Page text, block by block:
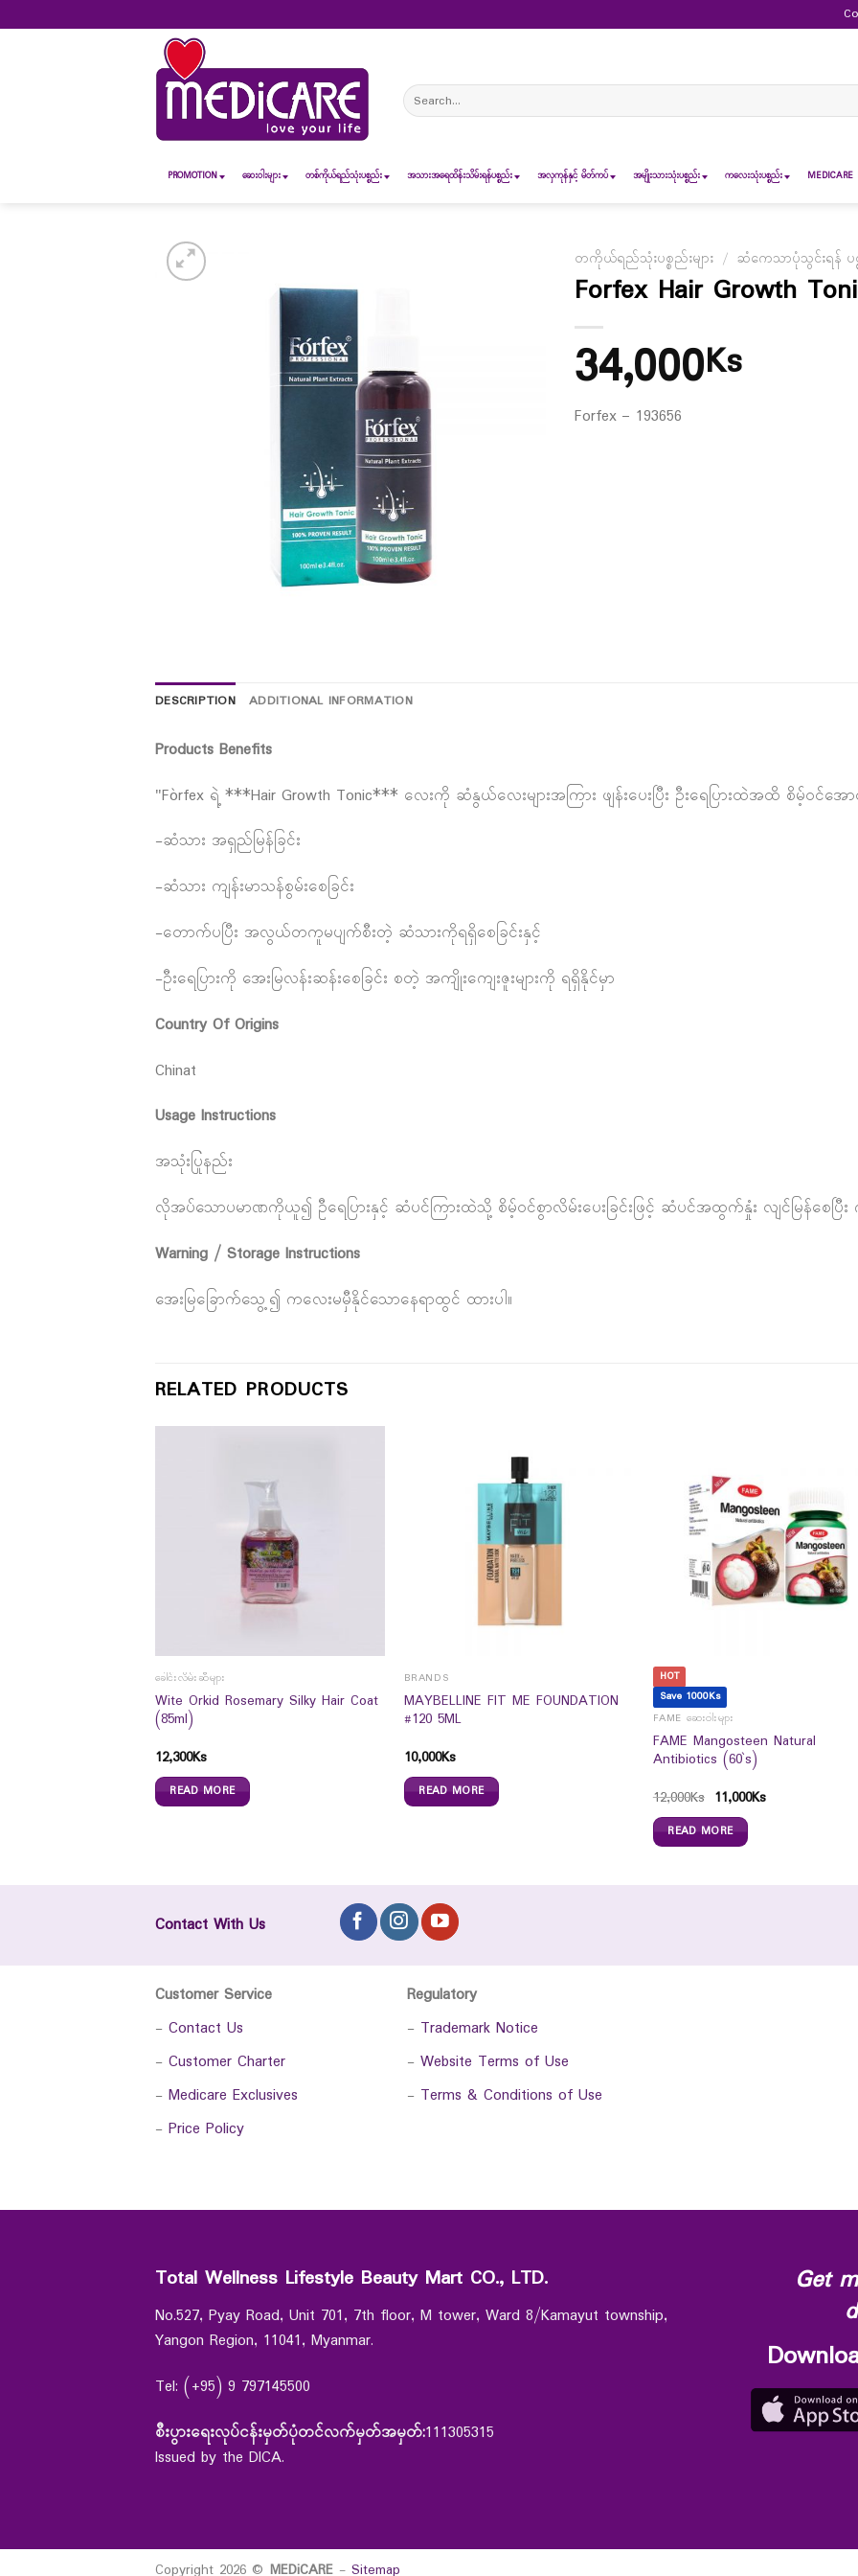
to
Search
for:
PROMOTION ဆေး၀ါးများ တစ်ကိုယ်ရည်သုံးပစ္စည်း အသားအရေထိန်းသိမ်းရန်ပစ္စည်း အလှကုန်နှင့် မိတ်ကပ် အမျိုးသားသုံးပစ္စည်း ကလေးသုံးပစ္စည်း MEDICARE
တကိုယ်ရည်သုံးပစ္စည်းများ / ဆံကေသာပုံသွင်းရန် ပစ္
Forfex Hair Growth
34,000Ks
Forfex – 193656
DESCRIPTION ADDITIONAL INFORMATION
Products Benefits
"Fòrfex ရဲ့ ***Hair Growth Tonic*** လေးကို ဆံနွယ်လေးများအကြား ဖျန်းပေးပြီး ဦးရေပြားထဲအထိ စိမ့်ဝင်အော
-ဆံသား အရှည်မြန်ခြင်း
-ဆံသား ကျန်းမာသန်စွမ်းစေခြင်း
-တောက်ပပြီး အလွယ်တကူမပျက်စီးတဲ့ ဆံသားကိုရရှိစေခြင်းနှင့်
-ဦးရေပြားကို အေးမြလန်းဆန်းစေခြင်း စတဲ့ အကျိုးကျေးဇူးများကို ရရှိနိုင်မှာ
Country Of Origins
Chinat
Usage Instructions
အသုံးပြုနည်း
လိုအပ်သောပမာဏကိုယူ၍ ဦရေပြားနှင့် ဆံပင်ကြားထဲသို့ စိမ့်ဝင်စွာလိမ်းပေးခြင်းဖြင့် ဆံပင်အထွက်နှုံး လျင်မြန်စေပြီး
Warning / Storage Instructions
အေးမြခြောက်သွေ့၍ ကလေးမမှီနိုင်သောနေရာထွင် ထားပါ။
RELATED PRODUCTS
ခေါင်းလိမ်းဆီများ
Wite Orkid Rosemary Silky Hair Coat
(85ml)
12,300Ks
READ MORE
BRANDS
MAYBELLINE FIT ME FOUNDATION
#120 5ML
10,000Ks
READ MORE
HOT
Save 1000Ks
FAME ဆေးဝါးများ
FAME Mangosteen Natural
Antibiotics (60`s)
12,000Ks 11,000Ks
READ MORE
Contact With Us
Customer Service
- Contact Us
- Customer Charter
- Medicare Exclusives
- Price Policy
Regulatory
- Trademark Notice
- Website Terms of Use
- Terms & Conditions of Use
Total Wellness Lifestyle Beauty Mart CO., LTD.
No.527, Pyay Road, Unit 701, 7th floor, M tower, Ward 8/Kamayut township,
Yangon Region, 11041, Myanmar.
Tel: (+95) 9 797145500
စီးပွားရေးလုပ်ငန်းမှတ်ပုံတင်လက်မှတ်အမှတ်:111305315
Issued by the DICA.
Get
Copyright 2026 © MEDiCARE - Sitemap